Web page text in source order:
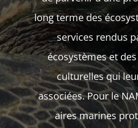
long terme des
services rendus
écosystèmes et
culturelles qui
associées.Pour le
aires marines